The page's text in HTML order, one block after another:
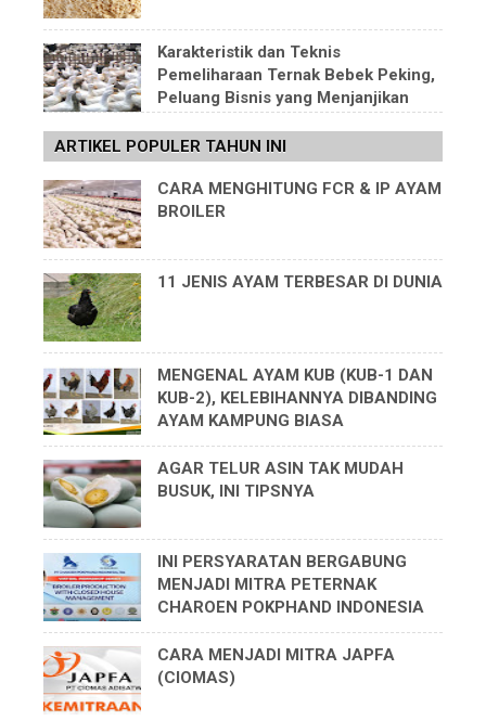
Karakteristik dan Teknis
Pemeliharaan Ternak Bebek Peking,
Peluang Bisnis yang Menjanjikan
ARTIKEL POPULER TAHUN INI
CARA MENGHITUNG FCR & IP AYAM
BROILER
11 JENIS AYAM TERBESAR DI DUNIA
MENGENAL AYAM KUB (KUB-1 DAN
KUB-2), KELEBIHANNYA DIBANDING
AYAM KAMPUNG BIASA
AGAR TELUR ASIN TAK MUDAH
BUSUK, INI TIPSNYA
INI PERSYARATAN BERGABUNG
MENJADI MITRA PETERNAK
CHAROEN POKPHAND INDONESIA
CARA MENJADI MITRA JAPFA
(CIOMAS)